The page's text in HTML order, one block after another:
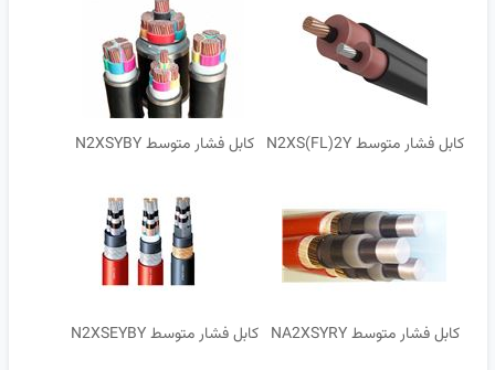
کابل فشار متوسط N2XS(FL)2Y کابل فشار متوسط N2XSYBY
کابل فشار متوسط NA2XSYRY کابل فشار متوسط N2XSEYBY